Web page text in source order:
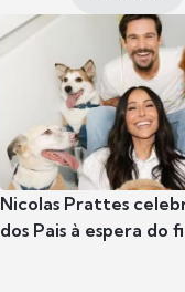
Nicolas Prattes
dos Pais à espera do